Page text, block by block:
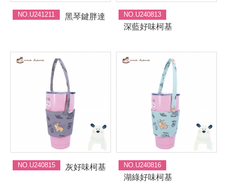
NO.U241211 黑琴鍵胖達 NO.U240813
深藍好味柯基
NO.U240815 灰好味柯基 NO.U240816
湖綠好味柯基